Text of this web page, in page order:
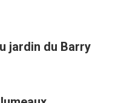
jardin du Barry